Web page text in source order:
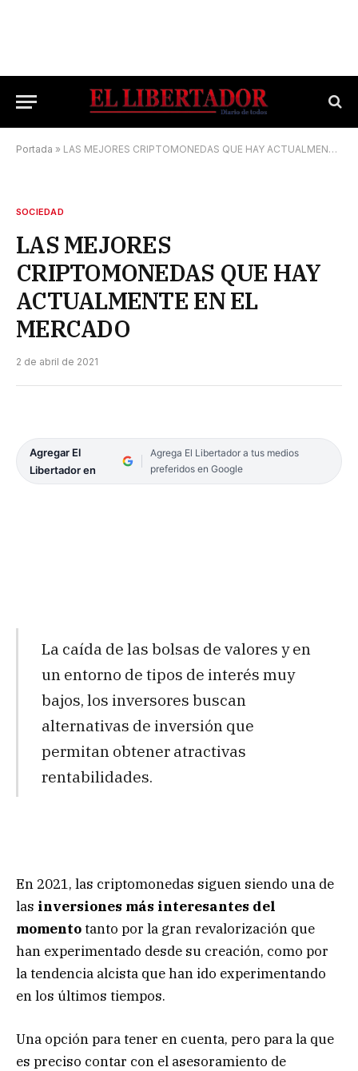
Portada » LAS MEJORES CRIPTOMONEDAS QUE HAY ACTUALMENTE EN EL MERCADO
SOCIEDAD
LAS MEJORES
CRIPTOMONEDAS QUE HAY
ACTUALMENTE EN EL
MERCADO
2 de abril de 2021
Agregar El
Libertador en
Agrega El Libertador a tus medios
preferidos en Google
La caída de las bolsas de valores y en
un entorno de tipos de interés muy
bajos, los inversores buscan
alternativas de inversión que
permitan obtener atractivas
rentabilidades.
En 2021, las criptomonedas siguen siendo una de
las inversiones más interesantes del
momentotanto por la gran revalorización que
han experimentado desde su creación, como por
la tendencia alcista que han ido experimentando
en los últimos tiempos.
Una opción para tener en cuenta, pero para la que
es preciso contar con el asesoramiento de